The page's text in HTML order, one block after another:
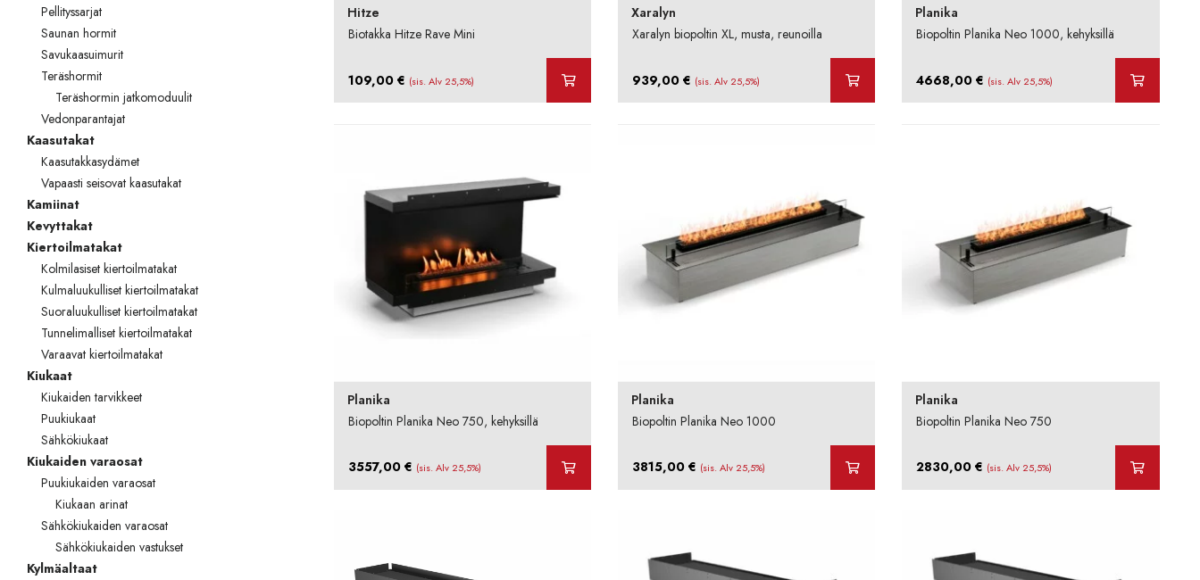
Pellityssarjat
Saunan hormit
Savukaasuimurit
Teräshormit
Teräshormin jatkomoduulit
Vedonparantajat
Kaasutakat
Kaasutakkasydämet
Vapaasti seisovat kaasutakat
Kamiinat
Kevyttakat
Kiertoilmatakat
Kolmilasiset kiertoilmatakat
Kulmaluukulliset kiertoilmatakat
Suoraluukulliset kiertoilmatakat
Tunnelimalliset kiertoilmatakat
Varaavat kiertoilmatakat
Kiukaat
Kiukaiden tarvikkeet
Puukiukaat
Sähkökiukaat
Kiukaiden varaosat
Puukiukaiden varaosat
Kiukaan arinat
Sähkökiukaiden varaosat
Sähkökiukaiden vastukset
Kylmäaltaat
Hitze
Biotakka Hitze Rave Mini
109,00 € (sis. Alv 25,5%)
Xaralyn
Xaralyn biopoltin XL, musta, reunoilla
939,00 € (sis. Alv 25,5%)
Planika
Biopoltin Planika Neo 1000, kehyksillä
4668,00€ (sis. Alv 25,5%)
Planika
Biopoltin Planika Neo 750, kehyksillä
3557,00 € (sis. Alv 25,5%)
Planika
Biopoltin Planika Neo 1000
3815,00 € (sis. Alv 25,5%)
Planika
Biopoltin Planika Neo 750
2830,00€ (sis. Alv 25,5%)